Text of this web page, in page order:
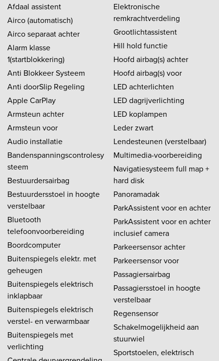
Afdaal assistent
Airco (automatisch)
Airco separaat achter
Alarm klasse
1(startblokkering)
Anti Blokkeer Systeem
Anti doorSlip Regeling
Apple CarPlay
Armsteun achter
Armsteun voor
Audio installatie
Bandenspanningscontrolesy
steem
Bestuurdersairbag
Bestuurdersstoel in hoogte
verstelbaar
Bluetooth
telefoonvoorbereiding
Boordcomputer
Buitenspiegels elektr. met
geheugen
Buitenspiegels elektrisch
inklapbaar
Buitenspiegels elektrisch
verstel- en verwarmbaar
Buitenspiegels met
verlichting
Elektronische
remkrachtverdeling
Grootlichtassistent
Hill hold functie
Hoofd airbag(s) achter
Hoofd airbag(s) voor
LED achterlichten
LED dagrijverlichting
LED koplampen
Leder zwart
Lendesteunen (verstelbaar)
Multimedia-voorbereiding
Navigatiesysteem full map +
hard disk
Panoramadak
ParkAssistent voor en achter
ParkAssistent voor en achter
inclusief camera
Parkeersensor achter
Parkeersensor voor
Passagiersairbag
Passagiersstoel in hoogte
verstelbaar
Regensensor
Schakelmogelijkheid aan
stuurwiel
Sportstoelen, elektrisch